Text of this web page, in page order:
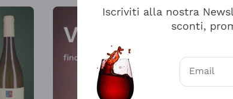
Iscriviti alla nostra
sconti,
Email
Consensi